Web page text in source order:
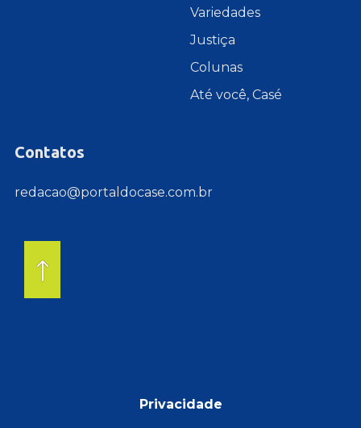
Variedades
Justiça
Colunas
Até você, Casé
Contatos
redacao@portaldocase.com.br
Privacidade